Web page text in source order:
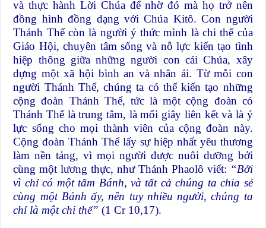
và thực hành Lời Chúa để nhờ đó mà họ trở nên
đồng hình đồng dạng với Chúa Kitô. Con người
Thánh Thể còn là người ý thức mình là chi thể của
Giáo Hội, chuyên tâm sống và nỗ lực kiến tạo tình
hiệp thông giữa những người con cái Chúa, xây
dựng một xã hội bình an và nhân ái. Từ mỗi con
người Thánh Thể, chúng ta có thể kiến tạo những
cộng đoàn Thánh Thể, tức là một cộng đoàn có
Thánh Thể là trung tâm, là mối giây liên kết và là ý
lực sống cho mọi thành viên của cộng đoàn này.
Cộng đoàn Thánh Thể lấy sự hiệp nhất yêu thương
làm nền tảng, vì mọi người được nuôi dưỡng bởi
cùng một lương thực, như Thánh Phaolô viết: “Bởi
vì chỉ có một tấm Bánh, và tất cả chúng ta chia sẻ
cùng một Bánh ấy, nên tuy nhiều người, chúng ta
chỉ là một chi thể” (1 Cr 10,17).